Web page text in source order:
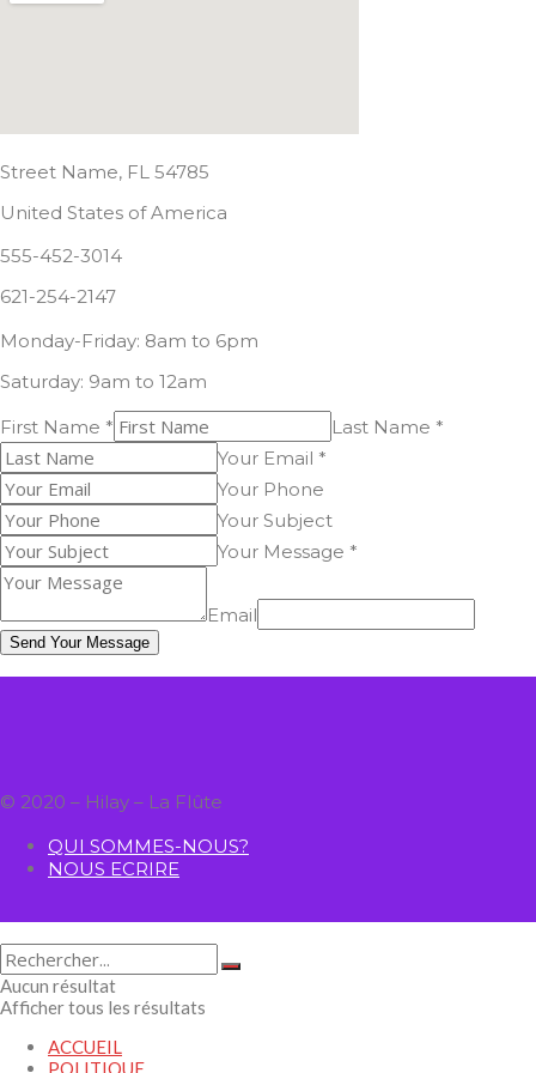
Street Name, FL 54785
United States of America
555-452-3014
621-254-2147
Monday-Friday: 8am to 6pm
Saturday: 9am to 12am
First Name *
Last Name *
Your Email *
Your Phone
Your Subject
Your Message *
Email
Send Your Message
© 2020 – Hilay – La Flûte
QUI SOMMES-NOUS?
NOUS ECRIRE
Aucun résultat
Afficher tous les résultats
ACCUEIL
POLITIQUE